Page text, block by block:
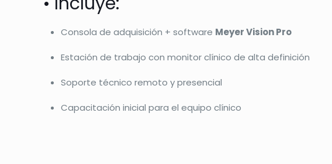
Consola de adquisición + software Meyer Vision Pro
Estación de trabajo con monitor clínico de alta definición
Soporte técnico remoto y presencial
Capacitación inicial para el equipo clínico